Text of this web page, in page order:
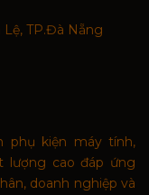
TP.Đà Nẵng
phụ kiện máy tính,
lượng cao đáp ứng
doanh nghiệp và